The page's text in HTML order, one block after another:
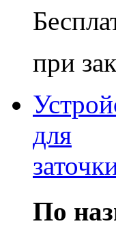
при
для
По